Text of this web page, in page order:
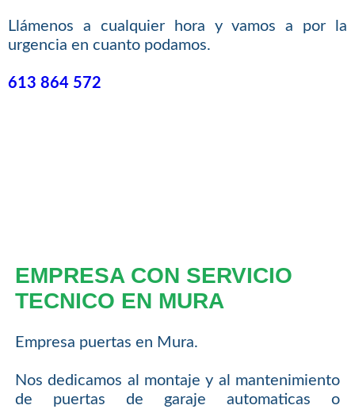
Llámenos a cualquier hora y vamos a por la
urgencia en cuanto podamos.
613 864 572
EMPRESA CON SERVICIO
TECNICO EN MURA
Empresa puertas en Mura.
Nos dedicamos al montaje y al mantenimiento
de puertas de garaje automaticas o